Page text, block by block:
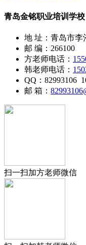
青岛金铭职业培训学校
地 址：青岛市李
邮 编：266100
方老师电话：
韩老师电话：
QQ：82993106
邮 箱：
扫一扫加方老师微信